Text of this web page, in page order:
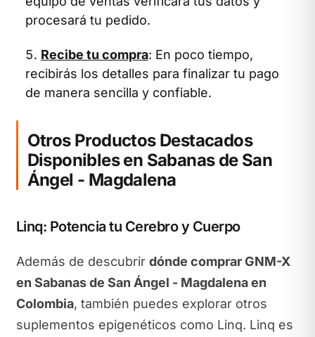
procesará tu pedido.
Recibe tu compra: En poco tiempo,
recibirás los detalles para finalizar tu pago
de manera sencilla y confiable.
Otros Productos Destacados
Disponibles en Sabanas de San
Ángel - Magdalena
Linq: Potencia tu Cerebro y Cuerpo
Además de descubrir dónde comprar GNM-X
en Sabanas de San Ángel - Magdalena en
Colombia, también puedes explorar otros
suplementos epigenéticos como Linq. Linq es